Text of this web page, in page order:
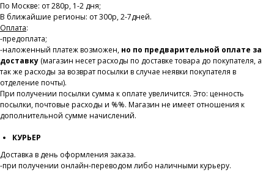
По Москве: от 280р, 1-2 дня;
В ближайшие регионы: от 300р, 2-7дней.
Оплата:
-предоплата;
-наложенный платеж возможен, но по предварительной оплате за
доставку (магазин несет расходы по доставке товара до покупателя, а
так же расходы за возврат посылки в случае неявки покупателя в
отделение почты).
При получении посылки сумма к оплате увеличится. Это: ценность
посылки, почтовые расходы и %%. Магазин не имеет отношения к
дополнительной сумме начислений.
КУРЬЕР
Доставка в день оформления заказа.
-при получении онлайн-переводом либо наличными курьеру.